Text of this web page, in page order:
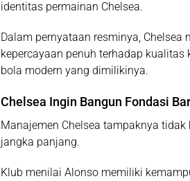
identitas permainan Chelsea.
Dalam pernyataan resminya,
kepercayaan penuh terhadap
bola modern yang dimilikinya.
Chelsea Ingin Bangun Fondasi
Manajemen Chelsea tampaknya
jangka panjang.
Klub menilai Alonso memiliki